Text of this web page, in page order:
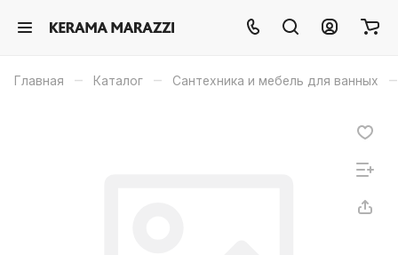
Главная – Каталог – Сантехника и мебель для ванных –